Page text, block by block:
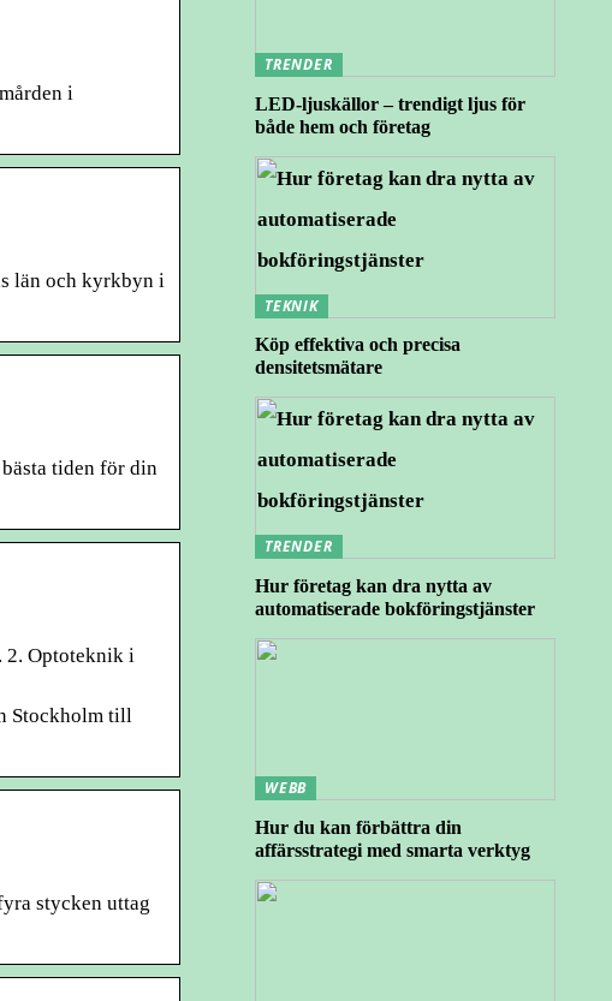
i
län och kyrkbyn i
tiden för din
Optoteknik i
Stockholm till
stycken uttag
TRENDER
LED-ljuskällor – trendigt ljus för
både hem och företag
TEKNIK
Köp effektiva och precisa
densitetsmätare
TRENDER
Hur företag kan dra nytta av
automatiserade bokföringstjänster
WEBB
Hur du kan förbättra din
affärsstrategi med smarta verktyg